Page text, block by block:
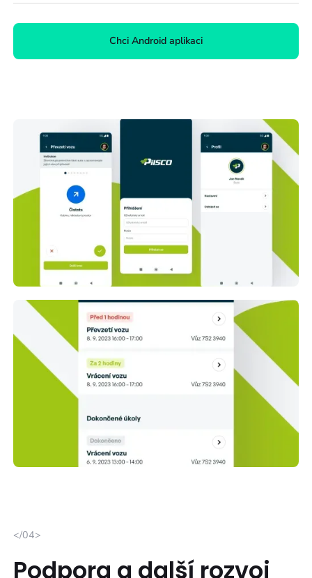
Chci Android aplikaci
</04>
Podpora a další rozvoj